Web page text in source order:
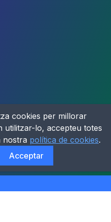
cookies per millorar
utilitzar-lo, accepteu totes
nostra política de cookies.
Acceptar